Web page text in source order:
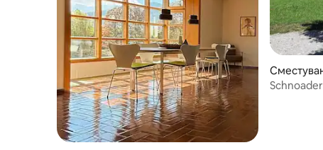
aißach